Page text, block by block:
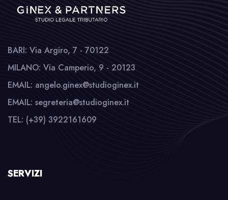
BARI: Via Argiro, 7 - 70122
MILANO: Via Camperio, 9 - 20123
EMAIL: angelo.ginex@studioginex.it
EMAIL: segreteria@studioginex.it
TEL: (+39) 3922161609
SERVIZI